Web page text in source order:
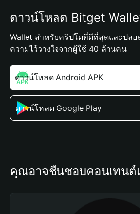
ดาวน์โหลด Bitget
Wallet สำหรับคริปโตที่ดีที่สุดและปล
ความไว้วางใจจากผู้ใช้ 40 ล้านคน
ดาวน์โหลด Android APK
ดาวน์โหลด Google Play
คุณอาจชื่นชอบคอนเทนต์